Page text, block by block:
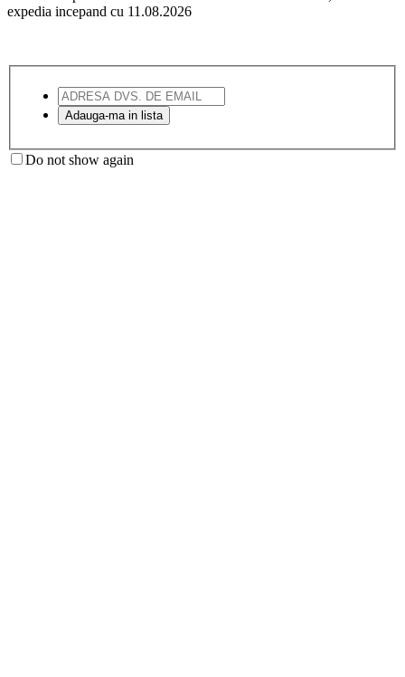
expedia incepand cu 11.08.2026
Do not show again